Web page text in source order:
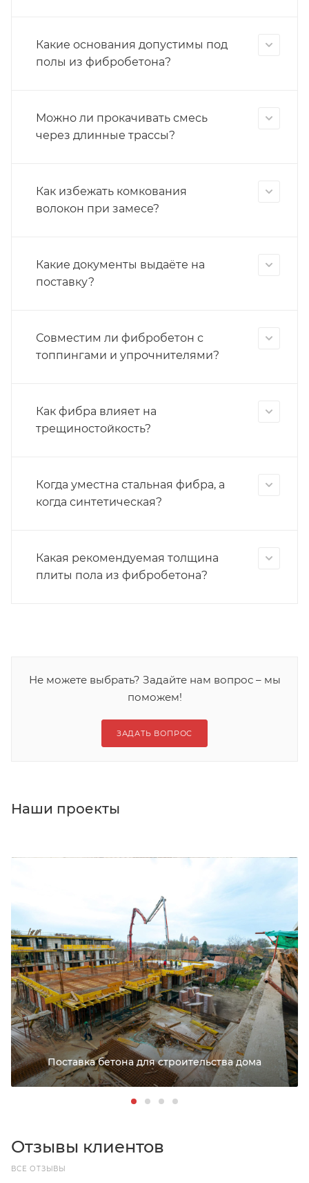
Какие основания допустимы под
полы из фибробетона?
Можно ли прокачивать смесь
через длинные трассы?
Как избежать комкования
волокон при замесе?
Какие документы выдаёте на
поставку?
Совместим ли фибробетон с
топпингами и упрочнителями?
Как фибра влияет на
трещиностойкость?
Когда уместна стальная фибра, а
когда синтетическая?
Какая рекомендуемая толщина
плиты пола из фибробетона?
Не можете выбрать? Задайте нам вопрос – мы
поможем!
ЗАДАТЬ ВОПРОС
Наши проекты
Поставка бетона для строительства дома
Отзывы клиентов
ВСЕ ОТЗЫВЫ